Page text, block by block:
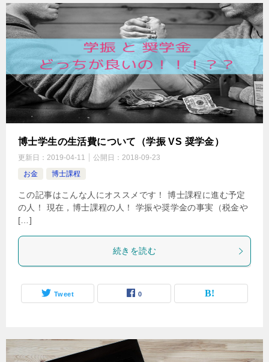
博士学生の生活費について（学振 VS 奨学金）
更新日： 2019-04-11 公開日： 2018-09-23
お金
博士課程
この記事はこんな人にオススメです！ 博士課程に進む予定
の人！ 現在，博士課程の人！ 学振や奨学金の事実（税金や
[…]
続きを読む
Tweet 0